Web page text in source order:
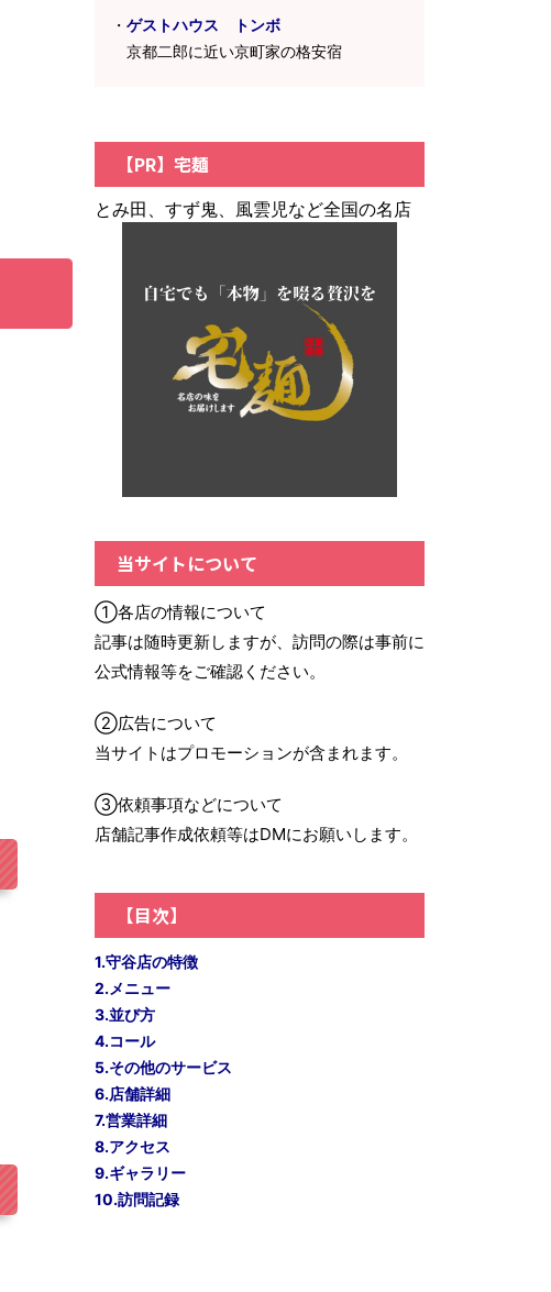
・ ゲストハウス トンボ
京都二郎に近い京町家の格安宿
【PR】宅麺
とみ田、すず鬼、風雲児など全国の名店
当サイトについて
①各店の情報について
記事は随時更新しますが、訪問の際は事前に
公式情報等をご確認ください。
②広告について
当サイトはプロモーションが含まれます。
③依頼事項などについて
店舗記事作成依頼等はDMにお願いします。
【目次】
1.守谷店の特徴
2.メニュー
3.並び方
4.コール
5.その他のサービス
6.店舗詳細
7.営業詳細
8.アクセス
9.ギャラリー
10.訪問記録